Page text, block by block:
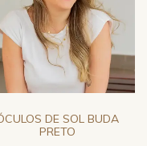
DE SOL BUDA
PRETO